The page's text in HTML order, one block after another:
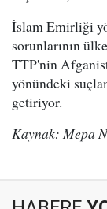
İslam Emirliği
sorunlarının
TTP'nin
yönündeki
getiriyor.
Kaynak: Mepa